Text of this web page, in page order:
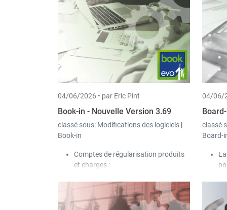
04/06/2026 • par Eric Pint
Book-in - Nouvelle Version 3.69
classé sous: Modifications des logiciels |
Book-in
Comptes de régularisation produits
et charges :
Régularisation linéaire (30 jours
/ mois) » a été ajoutée dans les
paramètres.
04/06/
classé
Board-